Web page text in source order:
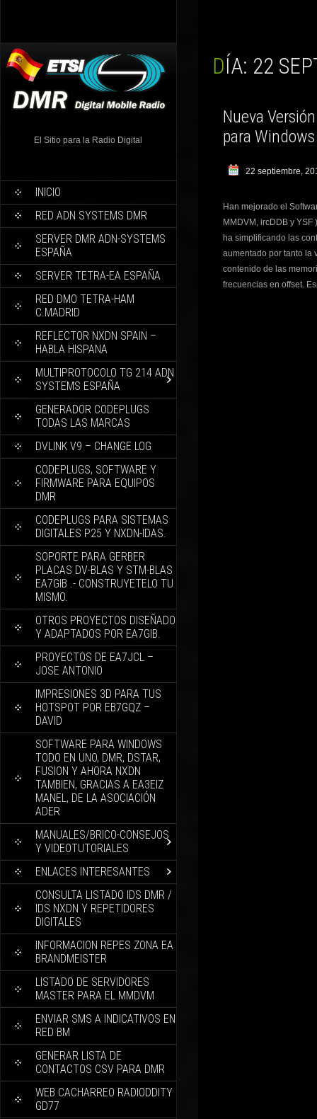
El Sitio para la Radio Digital
INICIO
RED ADN SYSTEMS DMR
SERVER DMR ADN-SYSTEMS
ESPAÑA
SERVER TETRA-EA ESPAÑA
RED DMO TETRA-HAM
C.MADRID
REFLECTOR NXDN SPAIN –
HABLA HISPANA
MULTIPROTOCOLO TG 214 ADN
SYSTEMS ESPAÑA
GENERADOR CODEPLUGS
TODAS LAS MARCAS
DVLINK V9 – CHANGE LOG
CODEPLUGS, SOFTWARE Y
FIRMWARE PARA EQUIPOS
DMR
CODEPLUGS PARA SISTEMAS
DIGITALES P25 Y NXDN-IDAS.
SOPORTE PARA GERBER
PLACAS DV-BLAS Y STM-BLAS
EA7GIB .- CONSTRUYETELO TU
MISMO.
OTROS PROYECTOS DISEÑADO
Y ADAPTADOS POR EA7GIB.
PROYECTOS DE EA7JCL –
JOSE ANTONIO
IMPRESIONES 3D PARA TUS
HOTSPOT POR EB7GQZ –
DAVID
SOFTWARE PARA WINDOWS
TODO EN UNO, DMR, DSTAR,
FUSION Y AHORA NXDN
TAMBIEN, GRACIAS A EA3EIZ
MANEL, DE LA ASOCIACIÓN
ADER
MANUALES/BRICO-CONSEJOS
Y VIDEOTUTORIALES
ENLACES INTERESANTES
CONSULTA LISTADO IDS DMR /
IDS NXDN Y REPETIDORES
DIGITALES
INFORMACION REPES ZONA EA
BRANDMEISTER
LISTADO DE SERVIDORES
MASTER PARA EL MMDVM
ENVIAR SMS A INDICATIVOS EN
RED BM
GENERAR LISTA DE
CONTACTOS CSV PARA DMR
WEB CACHARREO RADIODDITY
GD77
DÍA: 22
Nueva
para
22 septiembre,
Han mejorado el
MMDVM, ircDDB y
ha simplificando las
aumentado por tanto la
contenido de las
frecuencias en offset.